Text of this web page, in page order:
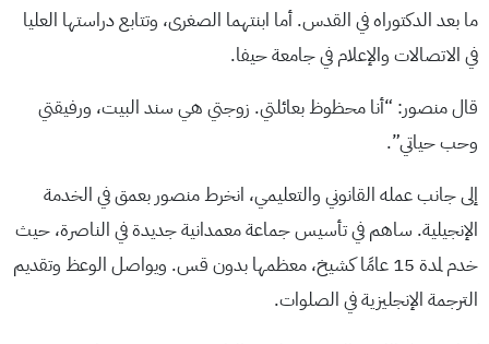
ما بعد الدكتوراه في القدس. أما ابنتهما الصغرى، وتتابع دراستها العليا
في الاتصالات والإعلام في جامعة حيفا.
قال منصور: “أنا محظوظ بعائلتي. زوجتي هي سند البيت، ورفيقتي
وحب حياتي”.
إلى جانب عمله القانوني والتعليمي، انخرط منصور بعمق في الخدمة
الإنجيلية. ساهم في تأسيس جماعة معمدانية جديدة في الناصرة، حيث
خدم لمدة 15 عامًا كشيخ، معظمها بدون قس. ويواصل الوعظ وتقديم
الترجمة الإنجليزية في الصلوات.